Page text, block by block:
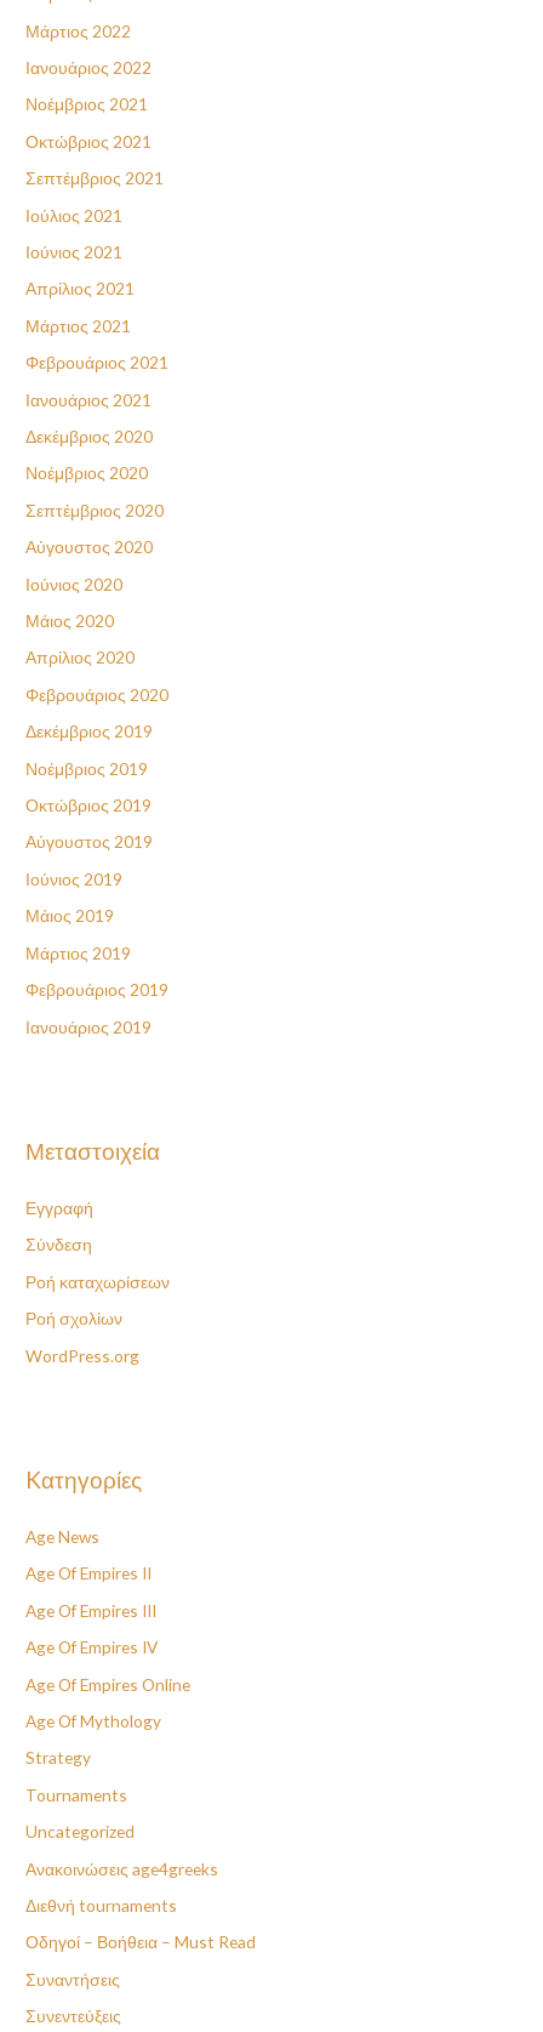
Μάρτιος 2022
Ιανουάριος 2022
Νοέμβριος 2021
Οκτώβριος 2021
Σεπτέμβριος 2021
Ιούλιος 2021
Ιούνιος 2021
Απρίλιος 2021
Μάρτιος 2021
Φεβρουάριος 2021
Ιανουάριος 2021
Δεκέμβριος 2020
Νοέμβριος 2020
Σεπτέμβριος 2020
Αύγουστος 2020
Ιούνιος 2020
Μάιος 2020
Απρίλιος 2020
Φεβρουάριος 2020
Δεκέμβριος 2019
Νοέμβριος 2019
Οκτώβριος 2019
Αύγουστος 2019
Ιούνιος 2019
Μάιος 2019
Μάρτιος 2019
Φεβρουάριος 2019
Ιανουάριος 2019
Μεταστοιχεία
Εγγραφή
Σύνδεση
Ροή καταχωρίσεων
Ροή σχολίων
WordPress.org
Kατηγορίες
Age News
Age Of Empires II
Age Of Empires III
Age Of Empires IV
Age Of Empires Online
Age Of Mythology
Strategy
Tournaments
Uncategorized
Ανακοινώσεις age4greeks
Διεθνή tournaments
Οδηγοί – Βοήθεια – Must Read
Συναντήσεις
Συνεντεύξεις